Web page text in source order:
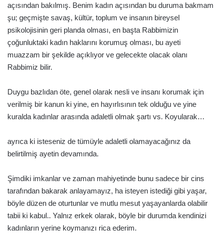
açısından bakılmış. Benim kadın açısından bu duruma bakmam
şu; geçmişte savaş, kültür, toplum ve insanın bireysel
psikolojisinin geri planda olması, en başta Rabbimizin
çoğunluktaki kadın haklarını korumuş olması, bu ayeti
muazzam bir şekilde açıklıyor ve gelecekte olacak olanı
Rabbimiz bilir.
Duygu bazlıdan öte, genel olarak nesli ve insanı korumak için
verilmiş bir kanun ki yine, en hayırlısının tek olduğu ve yine
kuralda kadınlar arasında adaletli olmak şartı vs. Koyularak…
ayrıca ki isteseniz de tümüyle adaletli olamayacağınız da
belirtilmiş ayetin devamında.
Şimdiki imkanlar ve zaman mahiyetinde bunu sadece bir cins
tarafından bakarak anlayamayız, ha isteyen istediği gibi yaşar,
böyle düzen de oturtunlar ve mutlu mesut yaşayanlarda olabilir
tabii ki kabul.. Yalnız erkek olarak, böyle bir durumda kendinizi
kadınların yerine koymanızı rica ederim.